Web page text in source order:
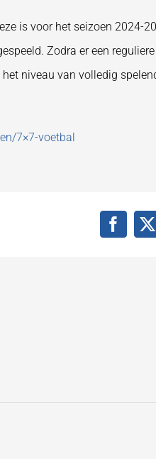
is voor het seizoen 2024-
Zodra er een
niveau van volledig
7×7-voetbal
X